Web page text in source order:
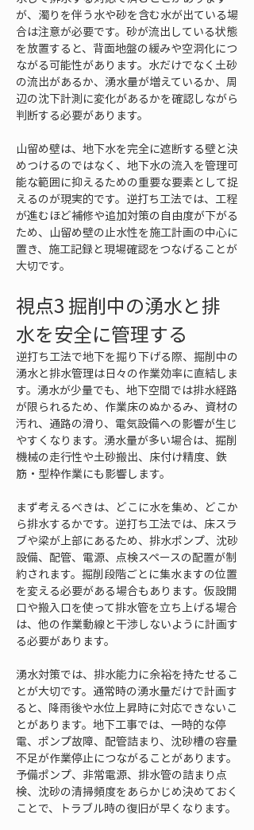
が、濁りを伴う水や砂を含む水が出ている場
合は注意が必要です。砂が流出している状態
を放置すると、背面地盤の緩みや空洞化につ
ながる可能性があります。水だけでなく土砂
の流出があるか、湧水量が増えているか、周
辺の沈下計測に変化があるかを確認しながら
判断する必要があります。
山留め壁は、地下水を完全に遮断する壁と決
めつけるのではなく、地下水の流入を管理可
能な範囲に抑えるための重要な要素として捉
えるのが現実的です。逆打ち工法では、工程
が進むほど補修や追加対策の自由度が下がる
ため、山留め壁の止水性を施工計画の中心に
置き、施工記録と現場確認をつなげることが
大切です。
視点3 掘削中の湧水と排
水を安全に管理する
逆打ち工法で地下を掘り下げる際、掘削中の
湧水と排水管理は日々の作業効率に直結しま
す。湧水が少量でも、地下空間では排水経路
が限られるため、作業床のぬかるみ、資材の
汚れ、通路の滑り、電気設備への影響が生じ
やすくなります。湧水量が多い場合は、掘削
機械の走行性や土砂搬出、床付け精度、鉄
筋・型枠作業にも影響します。
まず考えるべきは、どこに水を集め、どこか
ら排水するかです。逆打ち工法では、床スラ
ブや梁が上部にあるため、排水ポンプ、沈砂
設備、配管、電源、点検スペースの配置が制
約されます。掘削段階ごとに集水ますの位置
を変える必要がある場合もあります。仮設開
口や搬入口を使って排水管を立ち上げる場合
は、他の作業動線と干渉しないように計画す
る必要があります。
湧水対策では、排水能力に余裕を持たせるこ
とが大切です。通常時の湧水量だけで計画す
ると、降雨後や水位上昇時に対応できないこ
とがあります。地下工事では、一時的な停
電、ポンプ故障、配管詰まり、沈砂槽の容量
不足が作業停止につながることがあります。
予備ポンプ、非常電源、排水管の詰まり点
検、沈砂の清掃頻度をあらかじめ決めておく
ことで、トラブル時の復旧が早くなります。